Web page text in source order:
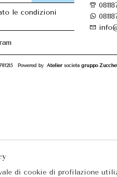
le condizioni
Powered by Ateliersocietà gruppo
di cookie di profilazione